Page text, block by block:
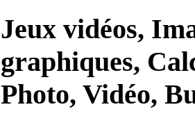
Jeux vidéos,
graphiques,
Photo, Vidéo,